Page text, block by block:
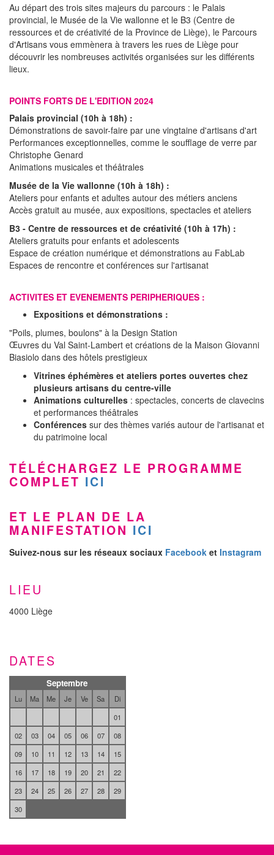
Au départ des trois sites majeurs du parcours : le Palais
provincial, le Musée de la Vie wallonne et le B3 (Centre de
ressources et de créativité de la Province de Liège), le Parcours
d'Artisans vous emmènera à travers les rues de Liège pour
découvrir les nombreuses activités organisées sur les différents
lieux.
POINTS FORTS DE L'EDITION 2024
Palais provincial (10h à 18h) :
Démonstrations de savoir-faire par une vingtaine d'artisans d'art
Performances exceptionnelles, comme le soufflage de verre par
Christophe Genard
Animations musicales et théâtrales
Musée de la Vie wallonne (10h à 18h) :
Ateliers pour enfants et adultes autour des métiers anciens
Accès gratuit au musée, aux expositions, spectacles et ateliers
B3 - Centre de ressources et de créativité (10h à 17h) :
Ateliers gratuits pour enfants et adolescents
Espace de création numérique et démonstrations au FabLab
Espaces de rencontre et conférences sur l'artisanat
ACTIVITES ET EVENEMENTS PERIPHERIQUES :
Expositions et démonstrations :
"Poils, plumes, boulons" à la Design Station
Œuvres du Val Saint-Lambert et créations de la Maison Giovanni
Biasiolo dans des hôtels prestigieux
Vitrines éphémères et ateliers portes ouvertes chez
plusieurs artisans du centre-ville
Animations culturelles : spectacles, concerts de clavecins
et performances théâtrales
Conférences sur des thèmes variés autour de l'artisanat et
du patrimoine local
TÉLÉCHARGEZ LE PROGRAMME
COMPLET ICI
ET LE PLAN DE LA
MANIFESTATION ICI
Suivez-nous sur les réseaux sociaux Facebook et Instagram
LIEU
4000 Liège
DATES
Septembre
Lu Ma Me Je Ve Sa
Di
01
02
03 04 05 06 07
08
09
10 11 12 13 14
15
16
17 18 19 20 21
22
23
24 25 26 27 28
29
30